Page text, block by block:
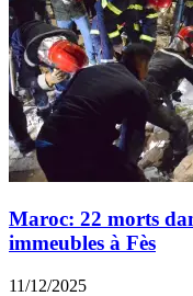
Maroc: 22 morts
immeubles à Fès
11/12/2025